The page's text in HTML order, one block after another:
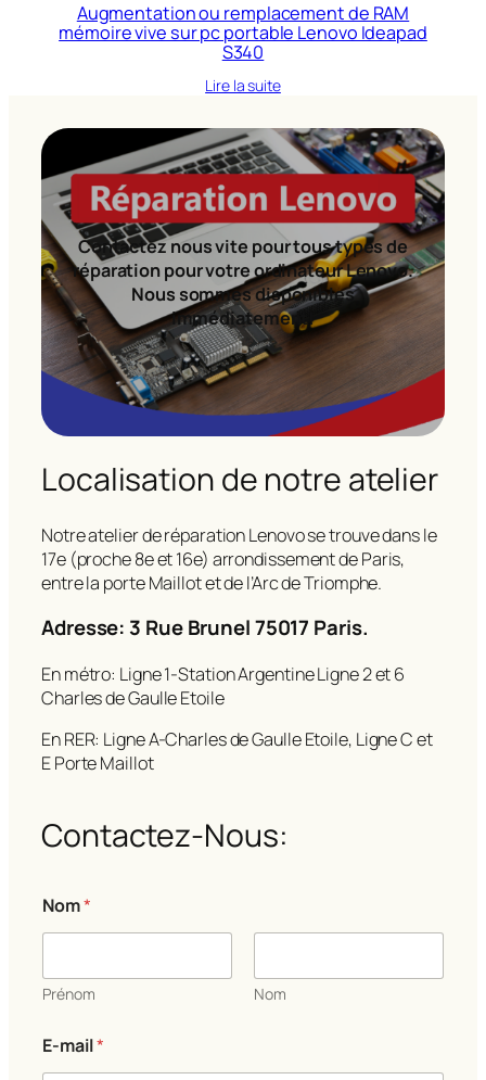
Augmentation ou remplacement de RAM
mémoire vive sur pc portable Lenovo Ideapad
S340
Lire la suite
Contactez nous vite pour tous types de
réparation pour votre ordinateur Lenovo.
Nous sommes disponibles
immédiatement!
Localisation de notre atelier
Notre atelier de réparation Lenovo se trouve dans le
17e (proche 8e et 16e) arrondissement de Paris,
entre la porte Maillot et de l’Arc de Triomphe.
Adresse: 3 Rue Brunel 75017 Paris.
En métro: Ligne 1-Station Argentine Ligne 2 et 6
Charles de Gaulle Etoile
En RER: Ligne A-Charles de Gaulle Etoile, Ligne C et
E Porte Maillot
Contactez-Nous:
Nom*
Prénom Nom
E-mail*